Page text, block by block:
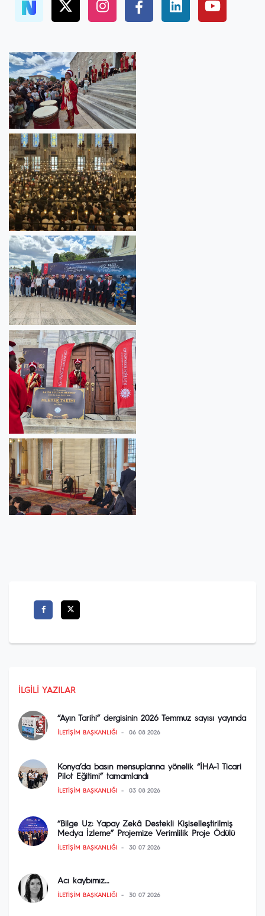
İLGILI YAZILAR
“Ayın Tarihi” dergisinin 2026 Temmuz sayısı yayında
İLETIŞIM BAŞKANLIĞI 06 08 2026
Konya’da basın mensuplarına yönelik “İHA-1 Ticari
Pilot Eğitimi” tamamlandı
İLETIŞIM BAŞKANLIĞI 03 08 2026
“Bilge Uz: Yapay Zekâ Destekli Kişiselleştirilmiş
Medya İzleme” Projemize Verimlilik Proje Ödülü
İLETIŞIM BAŞKANLIĞI 30 07 2026
Acı kaybımız…
İLETIŞIM BAŞKANLIĞI 30 07 2026